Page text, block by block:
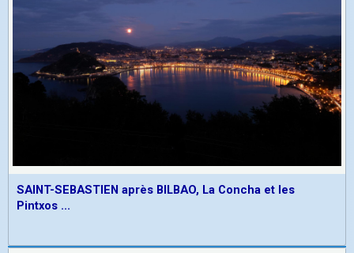
SAINT-SEBASTIEN après BILBAO, La Concha et les
Pintxos ...